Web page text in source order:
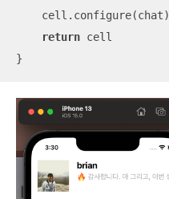
    cell.configure(chat)
return cell
}